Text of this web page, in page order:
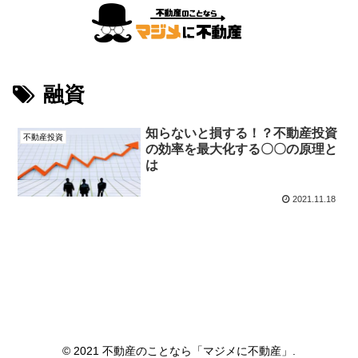
融資
不動産投資
知らないと損する！？不動産投資
の効率を最大化する〇〇の原理と
は
2021.11.18
© 2021 不動産のことなら「マジメに不動産」.